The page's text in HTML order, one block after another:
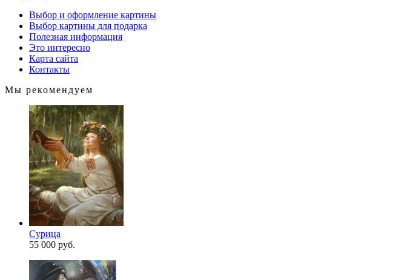
Выбор и оформление картины
Выбор картины для подарка
Полезная информация
Это интересно
Карта сайта
Контакты
Мы рекомендуем
Сурица
55 000 руб.